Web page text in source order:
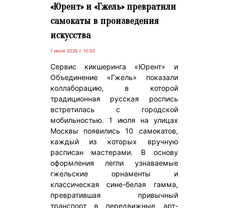
«Юрент» и «Гжель» превратили
самокаты в произведения
искусства
1 июля 2026 г. 15:30
Сервис кикшеринга «Юрент» и
Объединение «Гжель» показали
коллаборацию, в которой
традиционная русская роспись
встретилась с городской
мобильностью. 1 июля на улицах
Москвы появились 10 самокатов,
каждый из которых вручную
расписан мастерами. В основу
оформления легли узнаваемые
гжельские орнаменты и
классическая сине-белая гамма,
превратившая привычный
транспорт в передвижные арт-